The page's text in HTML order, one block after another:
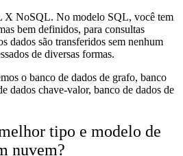
X NoSQL. No modelo SQL, você tem
bem definidos, para consultas
dados são transferidos sem nenhum
de diversas formas.
o banco de dados de grafo, banco
dados chave-valor, banco de dados de
tipo e modelo de
nuvem?